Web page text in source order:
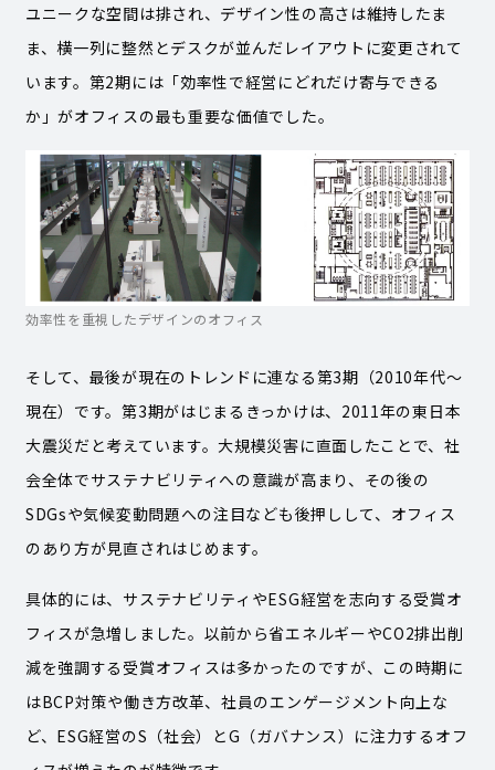
ユニークな空間は排され、デザイン性の高さは維持したま
ま、横一列に整然とデスクが並んだレイアウトに変更されて
います。第2期には「効率性で経営にどれだけ寄与できる
か」がオフィスの最も重要な価値でした。
効率性を重視したデザインのオフィス
そして、最後が現在のトレンドに連なる第3期（2010年代〜
現在）です。第3期がはじまるきっかけは、2011年の東日本
大震災だと考えています。大規模災害に直面したことで、社
会全体でサステナビリティへの意識が高まり、その後の
SDGsや気候変動問題への注目なども後押しして、オフィス
のあり方が見直されはじめます。
具体的には、サステナビリティやESG経営を志向する受賞オ
フィスが急増しました。以前から省エネルギーやCO2排出削
減を強調する受賞オフィスは多かったのですが、この時期に
はBCP対策や働き方改革、社員のエンゲージメント向上な
ど、ESG経営のS（社会）とG（ガバナンス）に注力するオフ